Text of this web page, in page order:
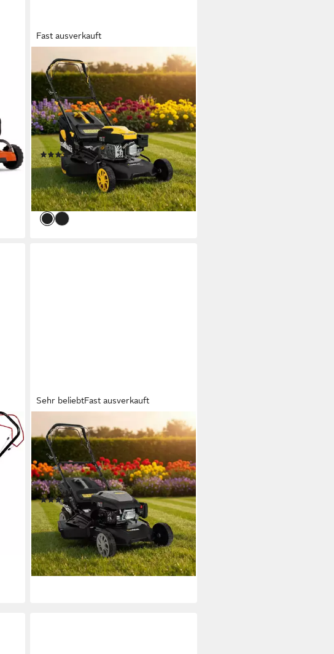
Fast ausverkauft
CRAFTFULL
Benzinrasenmäher CR-139-30 - 4
PS, 144 cm³ Benzin Rasenmäher mit
Radantrieb
46 cm Schnittbreite
2.5 - 7.5 cm Schnitthöhe
60 l Größe Auffangbehälter
(89)
169,99 €
419,99 €
15,53 €mtl. in 12 Raten
-60%
lieferbar - in 3-4 Werktagen bei dir
Sehr beliebtFast ausverkauft
CRAFTFULL
Benzinrasenmäher CR-196-30 - 6
PS, 190 cm³ Rasenmäher Benzin
53cm Schnittbreite
53 cm Schnittbreite
(77)
259,99 € 649,99 €
12,91 €mtl. in 24 Raten
-60%
lieferbar - in 3-4 Werktagen bei dir